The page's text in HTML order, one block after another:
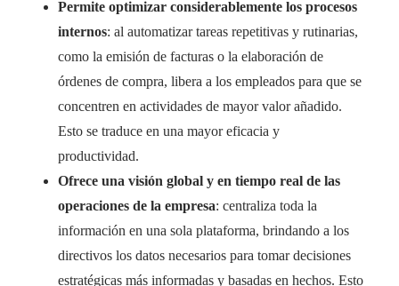
Permite optimizar considerablemente los procesos
internos: al automatizar tareas repetitivas y rutinarias,
como la emisión de facturas o la elaboración de
órdenes de compra, libera a los empleados para que se
concentren en actividades de mayor valor añadido.
Esto se traduce en una mayor eficacia y
productividad.
Ofrece una visión global y en tiempo real de las
operaciones de la empresa: centraliza toda la
información en una sola plataforma, brindando a los
directivos los datos necesarios para tomar decisiones
estratégicas más informadas y basadas en hechos. Esto